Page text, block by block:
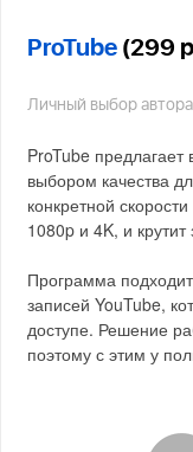
ProTube (299
Личный выбор
ProTube предлагает
выбором качества
конкретной
1080p и 4K, и
Программа
записей YouTube,
доступе. Решение
поэтому с этим у